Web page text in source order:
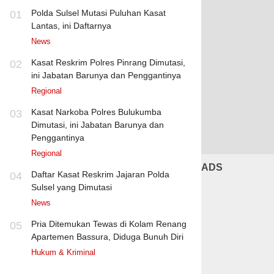
01
Polda Sulsel Mutasi Puluhan Kasat
Lantas, ini Daftarnya
News
02
Kasat Reskrim Polres Pinrang Dimutasi,
ini Jabatan Barunya dan Penggantinya
Regional
03
Kasat Narkoba Polres Bulukumba
Dimutasi, ini Jabatan Barunya dan
Penggantinya
Regional
04
Daftar Kasat Reskrim Jajaran Polda
Sulsel yang Dimutasi
News
05
Pria Ditemukan Tewas di Kolam Renang
Apartemen Bassura, Diduga Bunuh Diri
Hukum & Kriminal
ADS